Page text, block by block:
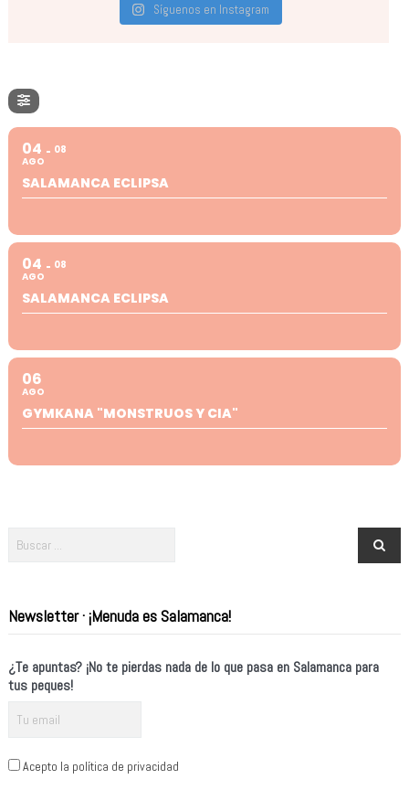
Síguenos en Instagram
04
AGO
08
SALAMANCA ECLIPSA
04
AGO
08
SALAMANCA ECLIPSA
06
AGO
GYMKANA "MONSTRUOS Y CIA"
Newsletter · ¡Menuda es Salamanca!
¿Te apuntas? ¡No te pierdas nada de lo que pasa en Salamanca para
tus peques!
Acepto la política de privacidad